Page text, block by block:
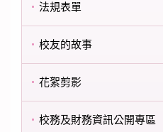
法規表單
校友的故事
花絮剪影
校務及財務資訊公開專區